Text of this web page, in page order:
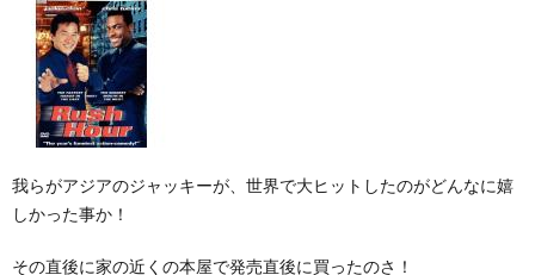
我らがアジアのジャッキーが、世界で大ヒットしたのがどんなに嬉
しかった事か！
その直後に家の近くの本屋で発売直後に買ったのさ！